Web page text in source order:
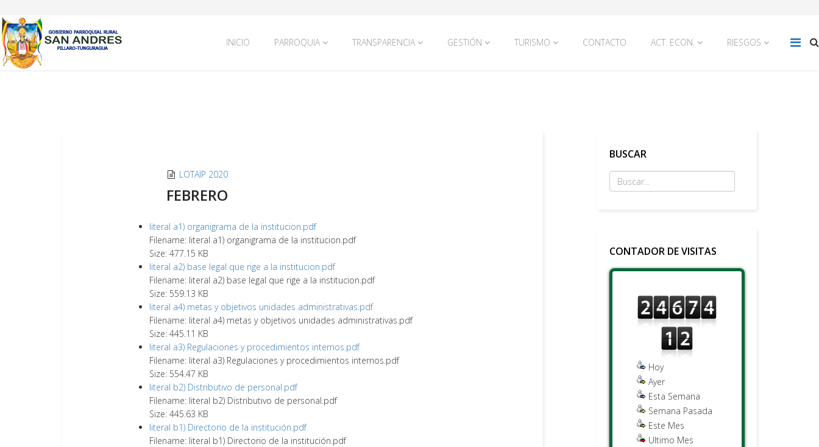
INICIO PARROQUIA TRANSPARENCIA GESTIÓN TURISMO CONTACTO ACT. ECON. RIESGOS
LOTAIP 2020
FEBRERO
literal a1) organigrama de la institucion.pdf
Filename: literal a1) organigrama de la institucion.pdf
Size: 477.15 KB
literal a2) base legal que rige a la institucion.pdf
Filename: literal a2) base legal que rige a la institucion.pdf
Size: 559.13 KB
literal a4) metas y objetivos unidades administrativas.pdf
Filename: literal a4) metas y objetivos unidades administrativas.pdf
Size: 445.11 KB
literal a3) Regulaciones y procedimientos internos.pdf
Filename: literal a3) Regulaciones y procedimientos internos.pdf
Size: 554.47 KB
literal b2) Distributivo de personal.pdf
Filename: literal b2) Distributivo de personal.pdf
Size: 445.63 KB
literal b1) Directorio de la institución.pdf
Filename: literal b1) Directorio de la institución.pdf
BUSCAR
CONTADOR DE VISITAS
Hoy
Ayer
Esta Semana
Semana Pasada
Este Mes
Ultimo Mes